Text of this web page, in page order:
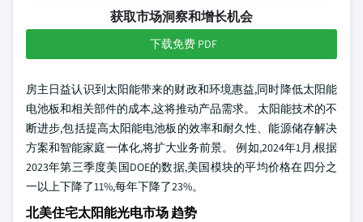
获取市场洞察和增长机会
下载免费 PDF
房主日益认识到太阳能带来的财政和环境惠益,同时降低太阳能
电池板和相关部件的成本,这将推动产品需求。 太阳能技术的不
断进步,包括提高太阳能电池板的效率和耐久性、能源储存解决
方案和智能家庭一体化,将扩大业务前景。 例如,2024年1月,根据
2023年第三季度美国DOE的数据,美国模块的平均价格在四分之
一以上下降了11%,每年下降了23%。
北美住宅太阳能光电市场 趋势